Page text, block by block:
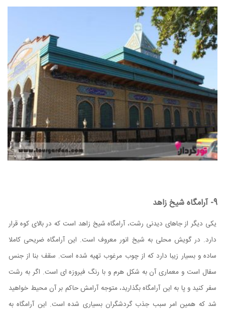
9- آرامگاه شیخ زاهد
یکی دیگر از جاهای دیدنی رشت، آرامگاه شیخ زاهد است که در بالای کوه قرار
دارد. در گویش محلی به شیخ انور معروف است. این آرامگاه ضریحی کاملا
ساده و بسیار زیبا دارد که از چوب مرغوب تهیه شده است. سقف بنا از جنس
سفال است و معماری آن به شکل هرم و با رنگ فیروزه ای است. اگر به رشت
سفر کنید و پا به این آرامگاه بگذارید، متوجه آرامش حاکم بر آن محیط خواهید
شد که همین امر سبب جذب گردشگران بسیاری شده است. این آرامگاه به